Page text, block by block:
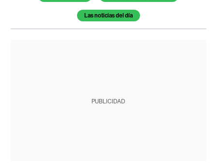
Las noticias del día
PUBLICIDAD